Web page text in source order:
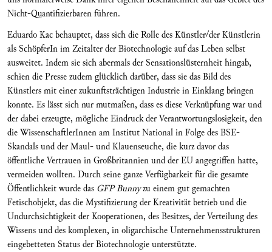
Nicht-Quantifizierbaren führen.
Eduardo Kac behauptet, dass sich die Rolle des Künstler/der Künstlerin
als SchöpferIn im Zeitalter der Biotechnologie auf das Leben selbst
ausweitet. Indem sie sich abermals der Sensationslüsternheit hingab,
schien die Presse zudem glücklich darüber, dass sie das Bild des
Künstlers mit einer zukunftsträchtigen Industrie in Einklang bringen
konnte. Es lässt sich nur mutmaßen, dass es diese Verknüpfung war und
der dabei erzeugte, mögliche Eindruck der Verantwortungslosigkeit, den
die WissenschaftlerInnen am Institut National in Folge des BSE-
Skandals und der Maul- und Klauenseuche, die kurz davor das
öffentliche Vertrauen in Großbritannien und der EU angegriffen hatte,
vermeiden wollten. Durch seine ganze Verfügbarkeit für die gesamte
Öffentlichkeit wurde das GFP Bunnyzu einem gut gemachten
Fetischobjekt, das die Mystifizierung der Kreativität betrieb und die
Undurchsichtigkeit der Kooperationen, des Besitzes, der Verteilung des
Wissens und des komplexen, in oligarchische Unternehmensstrukturen
eingebetteten Status der Biotechnologie unterstützte.